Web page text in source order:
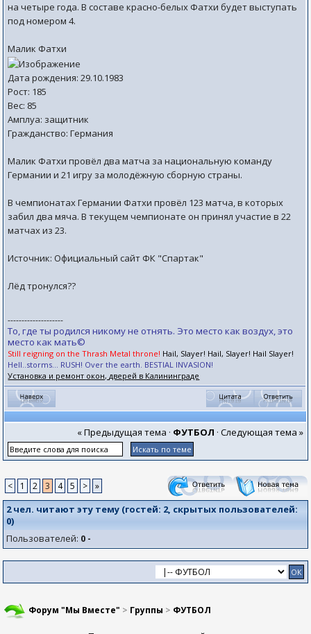
на четыре года. В составе красно-белых Фатхи будет выступать
под номером 4.
Малик Фатхи
Дата рождения: 29.10.1983
Рост: 185
Вес: 85
Амплуа: защитник
Гражданство: Германия
Малик Фатхи провёл два матча за национальную команду
Германии и 21 игру за молодёжную сборную страны.
В чемпионатах Германии Фатхи провёл 123 матча, в которых
забил два мяча. В текущем чемпионате он принял участие в 22
матчах из 23.
Источник: Официальный сайт ФК "Спартак"
Лёд тронулся??
--------------------
То, где ты родился никому не отнять. Это место как воздух, это
место как мать©
Still reigning on the Thrash Metal throne! Hail, Slayer! Hail, Slayer! Hail Slayer!
Hell..storms... RUSH! Over the earth. BESTIAL INVASION!
Установка и ремонт окон, дверей в Калининграде
« Предыдущая тема · ФУТБОЛ · Следующая тема »
< 1 2 3 4 5 > »
2 чел. читают эту тему (гостей: 2, скрытых пользователей:
0)
Пользователей: 0 -
Форум "Мы Вместе" > Группы > ФУТБОЛ